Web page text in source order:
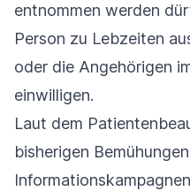
entnommen werden
Person zu Lebzeiten
oder die Angehörigen
einwilligen.
Laut dem
bisherigen